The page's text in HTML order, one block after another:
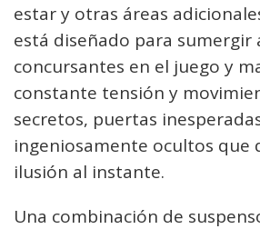
estar y otras áreas
está diseñado para sumergir
concursantes en el juego y
constante tensión y
secretos, puertas
ingeniosamente ocultos que
ilusión al instante.
Una combinación de